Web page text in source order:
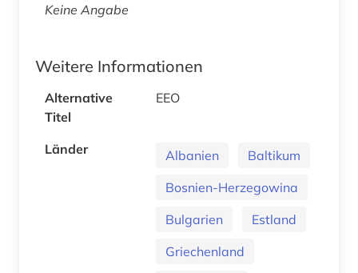
Keine Angabe
Weitere Informationen
Alternative
Titel
EEO
Länder Albanien
Baltikum
Bosnien-Herzegowina
Bulgarien
Estland
Griechenland